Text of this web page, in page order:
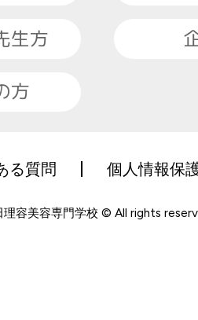
生方
方
る質問 個人情報保
理容美容専門学校 © All rights